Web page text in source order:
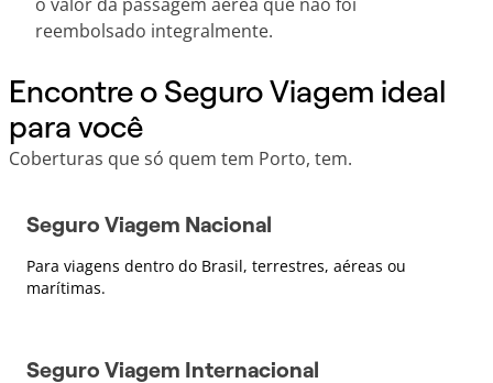
reembolsado integralmente.
Encontre o Seguro Viagem ideal
para você
Coberturas que só quem tem Porto, tem.
Seguro Viagem Nacional
Para viagens dentro do Brasil, terrestres, aéreas ou
marítimas.
Seguro Viagem Internacional